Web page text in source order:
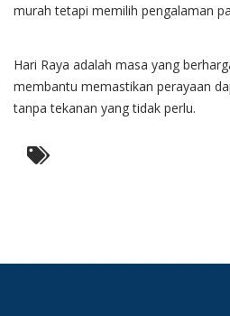
murah tetapi memilih pengalaman
Hari Raya adalah masa yang
membantu memastikan perayaan
tanpa tekanan yang tidak perlu.